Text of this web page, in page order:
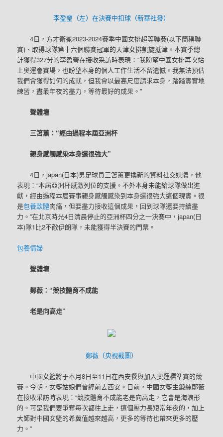
李盈瑩（左）在決賽中扣球（新華社發）
4日，方才衛冕2023-2024賽季中國女排超等聯賽(以下簡稱聯
賽)、取得球隊第十六個聯賽冠軍的天津女排凱旋抵津。本賽季總
計獲得327分的李盈瑩在接收采訪時表現：“我盼望中國女排再次站
上奧運會賽場，也盼望本身的個人工作生活不留遺憾。我無法預估
我們會獲得如何的成就，但我會以最高尺度請求本身，踏踏實實地
練習，盡最年夜的盡力，等待最好的成果。”
聲體壇
三笘薰：“經由過程本屆亞洲杯
親身感觸感染本身還很強大”
4日，japan(日本)男足球員三笘薰更換新的資料社交媒體，他
表現：“本屆亞洲杯感激列位的支援。不外本身未能給球隊做出進
獻，經由過程本屆賽事親身感觸感染到本身還很強大這個現實。很
是包養軟體肉痛，但要盡力接收這個成果，回到球隊還要持續盡
力。”在北京時光4日清晨停止的亞洲杯四分之一決賽中，japan(日
本)隊1比2不敵伊朗隊，未能獲得半決賽的門票。
包養情婦
聲體壇
鄭薇：“競技體育不成能
老是向高走”
鄭薇（央視截圖）
中國女籃將于本月8日至11日在西安餐與加入奧運標準賽的競
賽。今朝，女籃姑娘們曾經前去西安。日前，中國女籃主鍛練鄭薇
在接收采訪時表現：“競技體育不成能老是向高走，它會是海浪形
的。可是我們要爭奪每次都往上走，這個壓力長短常年夜的，加上
大師對中國女籃的希冀值越來越高，更多的等待也帶來更多的壓
力。”